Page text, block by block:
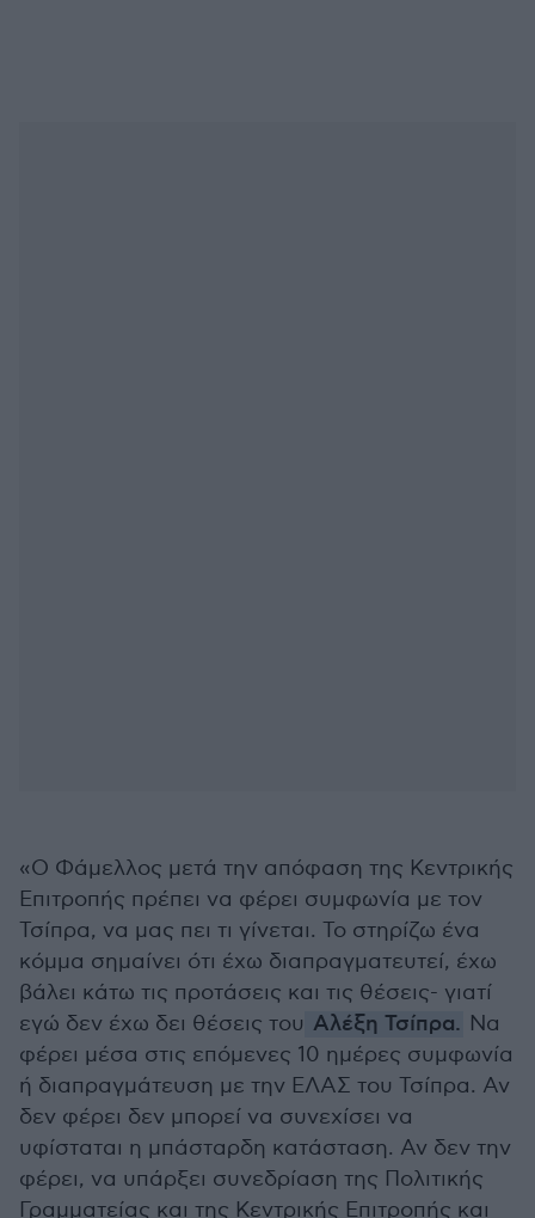
«Ο Φάμελλος μετά την απόφαση της Κεντρικής
Επιτροπής πρέπει να φέρει συμφωνία με τον
Τσίπρα, να μας πει τι γίνεται. Το στηρίζω ένα
κόμμα σημαίνει ότι έχω διαπραγματευτεί, έχω
βάλει κάτω τις προτάσεις και τις θέσεις- γιατί
εγώ δεν έχω δει θέσεις του Αλέξη Τσίπρα. Να
φέρει μέσα στις επόμενες 10 ημέρες συμφωνία
ή διαπραγμάτευση με την ΕΛΑΣ του Τσίπρα. Αν
δεν φέρει δεν μπορεί να συνεχίσει να
υφίσταται η μπάσταρδη κατάσταση. Αν δεν την
φέρει, να υπάρξει συνεδρίαση της Πολιτικής
Γραμματείας και της Κεντρικής Επιτροπής και